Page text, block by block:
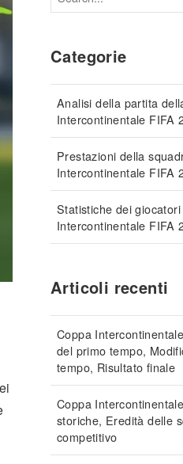
Categorie
Analisi della partita
Intercontinentale FIFA
Prestazioni della
Intercontinentale FIFA
Statistiche dei
Intercontinentale FIFA
Articoli recenti
Coppa
del primo tempo,
tempo, Risultato finale
Coppa
storiche, Eredità delle
competitivo